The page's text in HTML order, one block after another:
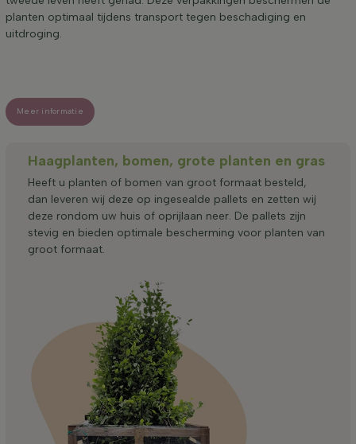
planten optimaal tijdens transport tegen beschadiging en
uitdroging.
Meer informatie
Haagplanten, bomen, grote planten en gras
Heeft u planten of bomen van groot formaat besteld,
dan leveren wij deze op ingesealde pallets en zetten wij
deze rondom uw huis of oprijlaan neer. De pallets zijn
stevig en bieden optimale bescherming voor planten van
groot formaat.